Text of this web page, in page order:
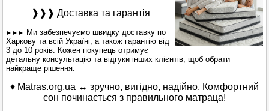
❱❱❱ Доставка та гарантія
►►►
Ми забезпечуємо швидку доставку по
Харкову та всій Україні, а також гарантію від
3 до 10 років. Кожен покупець отримує
детальну консультацію та відгуки інших клієнтів, щоб обрати
найкраще рішення.
♦ Matras.org.ua ↔ зручно, вигідно, надійно. Комфортний
сон починається з правильного матраца!